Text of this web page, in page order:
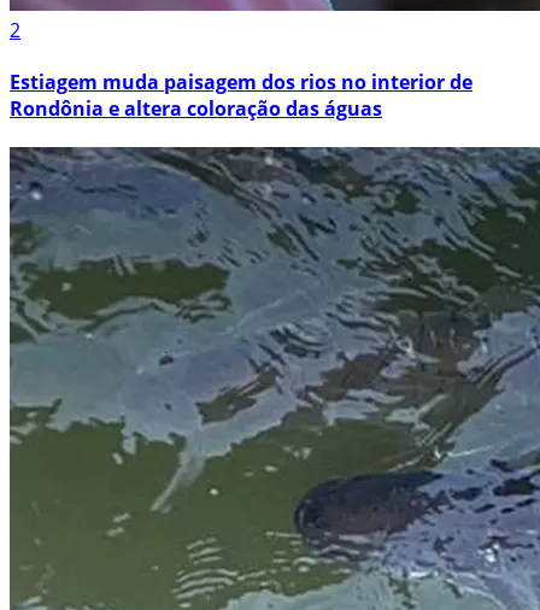
2
Estiagem muda paisagem dos rios no interior de
Rondônia e altera coloração das águas